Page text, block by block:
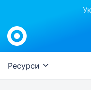
Work.ua
Ресурси